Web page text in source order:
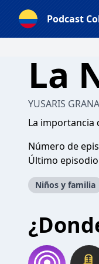
Podcast
La
YUSARIS
La importancia
Número de
Último
Niños y familia